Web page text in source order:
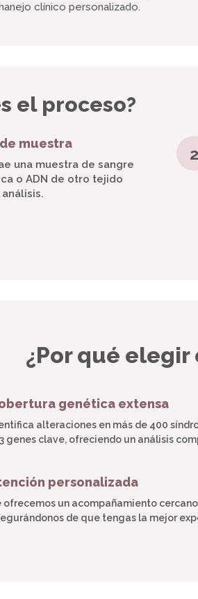
clínico personalizado.
el proceso?
muestra
una muestra de sangre
o ADN de otro tejido
2
¿Por qué elegir
genética extensa
alteraciones en más de 400
genes clave, ofreciendo un análisis
personalizada
ofrecemos un acompañamiento
de que tengas la mejor